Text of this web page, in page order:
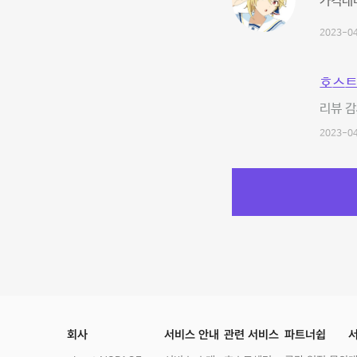
2023-
호스
리뷰
2023-
회사 서비스 안내 관련 서비스 파트너쉽